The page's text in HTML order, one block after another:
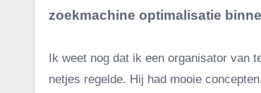
zoekmachine optimalisatie
Ik weet nog dat ik een organisator van
netjes regelde. Hij had mooie